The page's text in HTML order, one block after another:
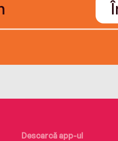
Descarcă app-ul